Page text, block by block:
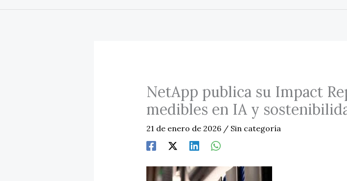
NetApp publica su Impact
medibles en IA y
21 de enero de 2026 / Sin categoría